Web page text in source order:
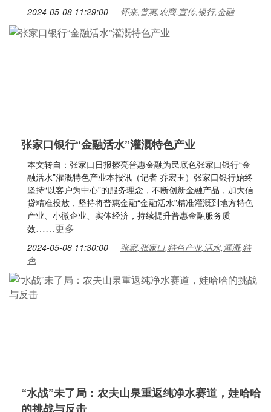
2024-05-08 11:29:00 怀来,普惠,农商,宣传,银行,金融
张家口银行“金融活水”灌溉特色产业
本文转自：张家口日报擦亮普惠金融为民底色张家口银行“金
融活水”灌溉特色产业本报讯（记者 乔宏玉）张家口银行始终
坚持“以客户为中心”的服务理念，不断创新金融产品，加大信
贷精准投放，坚持将普惠金融“金融活水”精准灌溉到地方特色
产业、小微企业、实体经济，持续提升普惠金融服务质
效……更多
2024-05-08 11:30:00
张家,张家口,特色产业,活水,灌溉,特
色
“水战”未了局：农夫山泉重返纯净水赛道，娃哈哈
的挑战与反击